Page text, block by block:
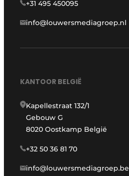
+31 495 450095
info@louwersmediagroep.nl
KANTOOR BELGIË
Kapellestraat 132/1
Gebouw G
8020 Oostkamp België
+32 50 36 81 70
info@louwersmediagroep.be